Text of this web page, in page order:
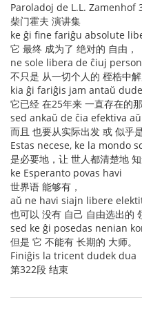
Paroladoj de L.L. Zamenhof
柴门霍夫 演讲集
ke ĝi fine fariĝu absolute
它 最终 成为了 绝对的 自由，
ne sole libera de ĉiuj
不只是 从一切个人的 桎梏中解
kia ĝi fariĝis jam antaŭ
它已经 在25年来 一直存在的那
sed ankaŭ de ĉia efektiva
而且 也要从实际出发 或 似乎
Estas necese, ke la mondo
是必要地，让 世人都清楚地 知
ke Esperanto povas havi
世界语 能够有，
aŭ ne havi siajn libere
也可以 没有 自己 自由选出的
sed ke ĝi posedas nenian
但是 它 不能有 长期的 大师。
Finiĝis la tricent dudek dua
第322段 结束